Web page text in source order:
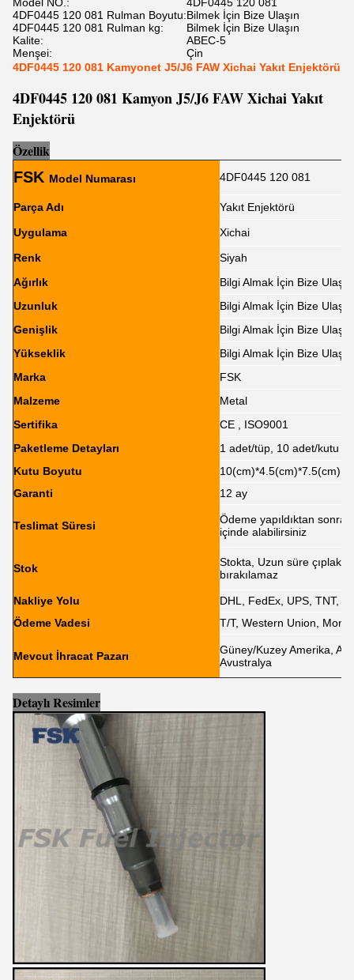
4DF0445 120 081 Rulman Boyutu:Bilmek İçin Bize Ulaşın
4DF0445 120 081 Rulman kg:
Bilmek İçin Bize Ulaşın
Kalite:
ABEC-5
Menşei:
Çin
4DF0445 120 081 Kamyonet J5/J6 FAW Xichai Yakıt Enjektörü
4DF0445 120 081 Kamyon J5/J6 FAW Xichai Yakıt
Enjektörü
Özellik
FSK Model Numarası 4DF0445 120 081
Parça Adı
Yakıt Enjektörü
Uygulama
Xichai
Renk
Siyah
Ağırlık
Bilgi Almak İçin Bize Ulaşın
Uzunluk
Bilgi Almak İçin Bize Ulaşın
Genişlik
Bilgi Almak İçin Bize Ulaşın
Yükseklik
Bilgi Almak İçin Bize Ulaşın
Marka
FSK
Malzeme
Metal
Sertifika
CE , ISO9001
Paketleme Detayları
1 adet/tüp, 10 adet/kutu
Kutu Boyutu
10(cm)*4.5(cm)*7.5(cm)
Garanti
12 ay
Teslimat Süresi
Ödeme yapıldıktan sonra
içinde alabilirsiniz
Stok
Stokta, Uzun süre çıplak
bırakılamaz
Nakliye Yolu
DHL, FedEx, UPS, TNT,
Ödeme Vadesi
T/T, Western Union,
Mevcut İhracat Pazarı
Güney/Kuzey Amerika,
Avustralya
Detaylı Resimler